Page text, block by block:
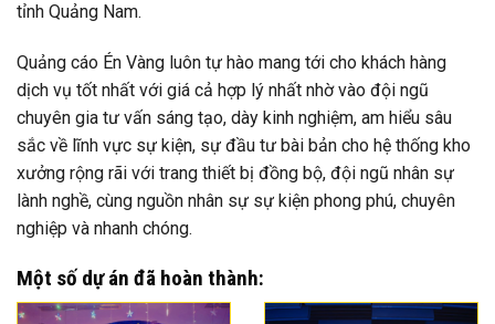
tỉnh Quảng Nam.
Quảng cáo Én Vàng luôn tự hào mang tới cho khách hàng
dịch vụ tốt nhất với giá cả hợp lý nhất nhờ vào đội ngũ
chuyên gia tư vấn sáng tạo, dày kinh nghiệm, am hiểu sâu
sắc về lĩnh vực sự kiện, sự đầu tư bài bản cho hệ thống kho
xưởng rộng rãi với trang thiết bị đồng bộ, đội ngũ nhân sự
lành nghề, cùng nguồn nhân sự sự kiện phong phú, chuyên
nghiệp và nhanh chóng.
Một số dự án đã hoàn thành: